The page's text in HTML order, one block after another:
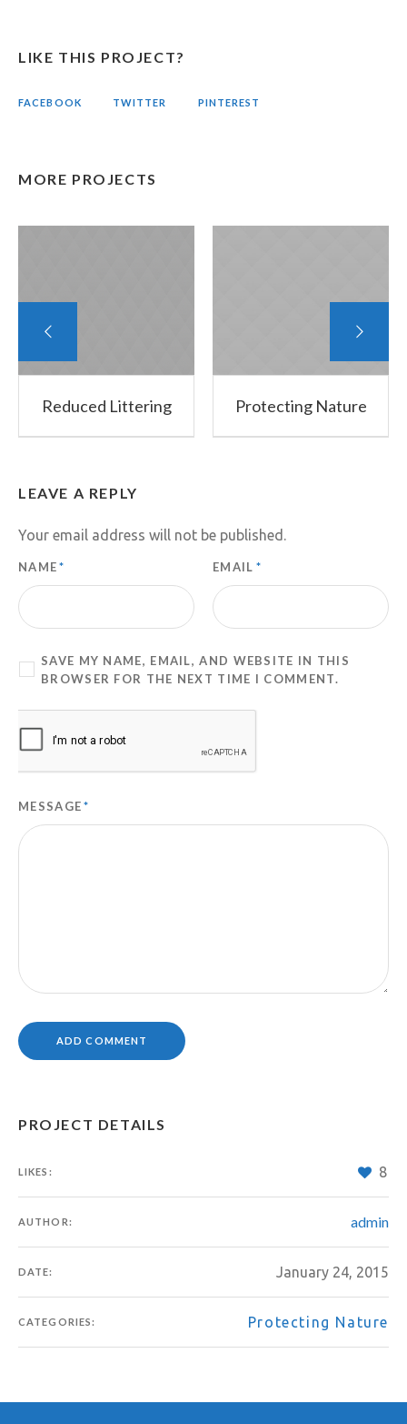
LIKE THIS PROJECT?
FACEBOOK TWITTER PINTEREST
MORE PROJECTS
Reduced Littering Protecting Nature
LEAVE A REPLY
Your email address will not be published.
NAME * EMAIL *
SAVE MY NAME, EMAIL, AND WEBSITE IN THIS
BROWSER FOR THE NEXT TIME I COMMENT.
MESSAGE*
PROJECT DETAILS
LIKES: 8
AUTHOR: admin
DATE: January 24, 2015
CATEGORIES: Protecting Nature